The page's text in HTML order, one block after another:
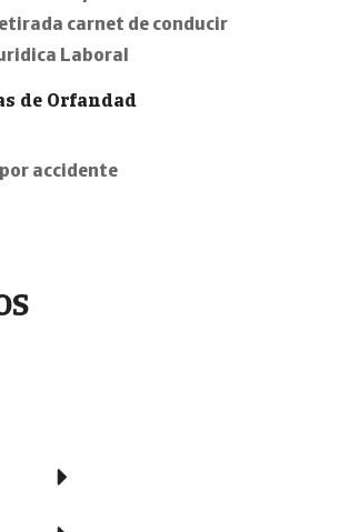
carnet de conducir
Laboral
de Orfandad
accidente